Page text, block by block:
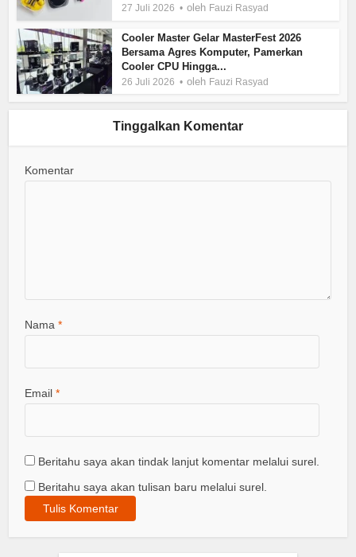
27 Juli 2026 oleh Fauzi Rasyad
Cooler Master Gelar MasterFest 2026
Bersama Agres Komputer, Pamerkan
Cooler CPU Hingga...
26 Juli 2026 oleh Fauzi Rasyad
Tinggalkan Komentar
Komentar
Nama*
Email*
Beritahu saya akan tindak lanjut komentar melalui surel.
Beritahu saya akan tulisan baru melalui surel.